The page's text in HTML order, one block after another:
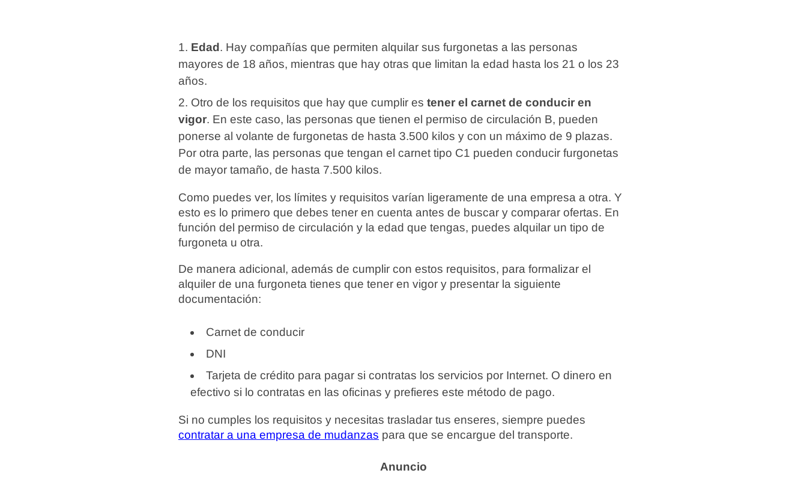
Edad. Hay compañías que permiten alquilar sus furgonetas a las personas
mayores de 18 años, mientras que hay otras que limitan la edad hasta los 21 o los 23
años.
Otro de los requisitos que hay que cumplir es tener el carnet de conducir en
vigor. En este caso, las personas que tienen el permiso de circulación B, pueden
ponerse al volante de furgonetas de hasta 3.500 kilos y con un máximo de 9 plazas.
Por otra parte, las personas que tengan el carnet tipo C1 pueden conducir furgonetas
de mayor tamaño, de hasta 7.500 kilos.
Como puedes ver, los límites y requisitos varían ligeramente de una empresa a otra. Y
esto es lo primero que debes tener en cuenta antes de buscar y comparar ofertas. En
función del permiso de circulación y la edad que tengas, puedes alquilar un tipo de
furgoneta u otra.
De manera adicional, además de cumplir con estos requisitos, para formalizar el
alquiler de una furgoneta tienes que tener en vigor y presentar la siguiente
documentación:
Carnet de conducir
DNI
Tarjeta de crédito para pagar si contratas los servicios por Internet. O dinero en
efectivo si lo contratas en las oficinas y prefieres este método de pago.
Si no cumples los requisitos y necesitas trasladar tus enseres, siempre puedes
contratar a una empresa de mudanzas para que se encargue del transporte.